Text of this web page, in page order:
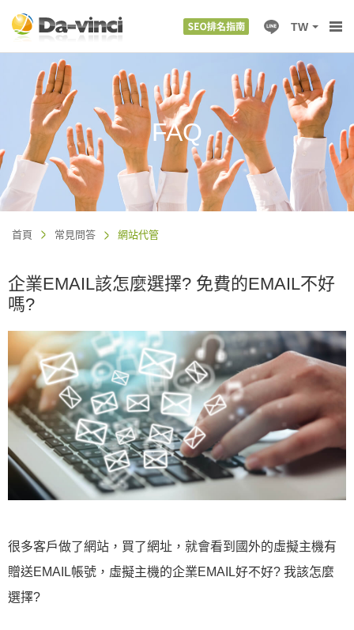
TW
FAQ
首頁 常見問答 網站代管
企業EMAIL該怎麼選擇? 免費的EMAIL不好
嗎?
很多客戶做了網站，買了網址，就會看到國外的虛擬主機有
贈送EMAIL帳號，虛擬主機的企業EMAIL好不好? 我該怎麼
選擇?